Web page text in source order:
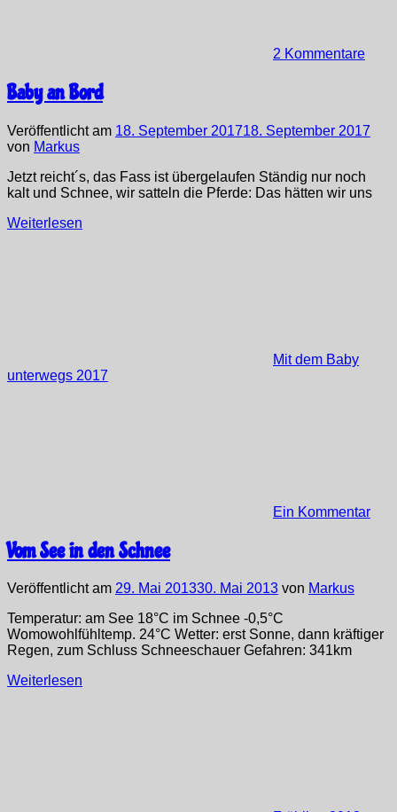
2 Kommentare
Baby an Bord
Veröffentlicht am 18. September 201718. September 2017
von Markus
Jetzt reicht´s, das Fass ist übergelaufen Ständig nur noch
kalt und Schnee, wir satteln die Pferde: Das hätten wir uns
Weiterlesen
Mit dem Baby
unterwegs 2017
Ein Kommentar
Vom See in den Schnee
Veröffentlicht am 29. Mai 201330. Mai 2013 von Markus
Temperatur: am See 18°C im Schnee -0,5°C
Womowohlfühltemp. 24°C Wetter: erst Sonne, dann kräftiger
Regen, zum Schluss Schneeschauer Gefahren: 341km
Weiterlesen